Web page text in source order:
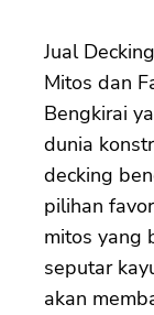
Jual
Mitos dan
Bengkirai
dunia
decking
pilihan
mitos yang
seputar
akan